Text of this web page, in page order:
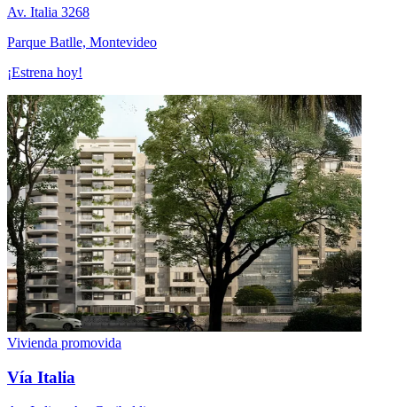
Av. Italia 3268
Parque Batlle, Montevideo
¡Estrena hoy!
Vivienda promovida
Vía Italia